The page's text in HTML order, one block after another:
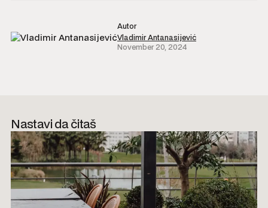
Autor
Vladimir Antanasijević
November 20, 2024
Nastavi da čitaš